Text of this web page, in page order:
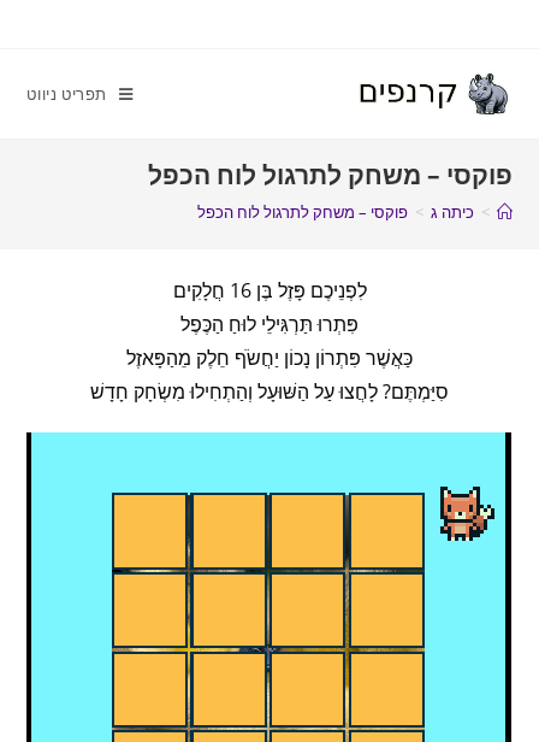
תפריט ניווט
פוקסי – משחק לתרגול לוח הכפל
> כיתה ג > פוקסי – משחק לתרגול לוח הכפל
לִפְנֵיכֶם פָּזֶל בֶּן 16 חֲלָקִים
פִּתְרוּ תַּרְגִּילֵי לוּחַ הַכֶּפֶל
כַּאֲשֶׁר פִּתְרוֹן נָכוֹן יַחֲשֹׂף חֵלֶק מֵהַפָּאזֶל
סִיַּמְתֶּם? לָחֲצוּ עַל הַשּׁוּעָל וְהַתְחִילוּ מִשְׂחָק חָדָשׁ